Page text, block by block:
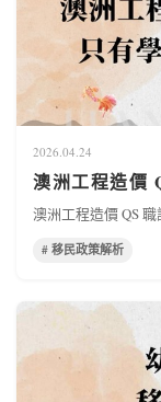
2026.04.24
澳洲工程造價
澳洲工程造價 QS
# 移民政策解析